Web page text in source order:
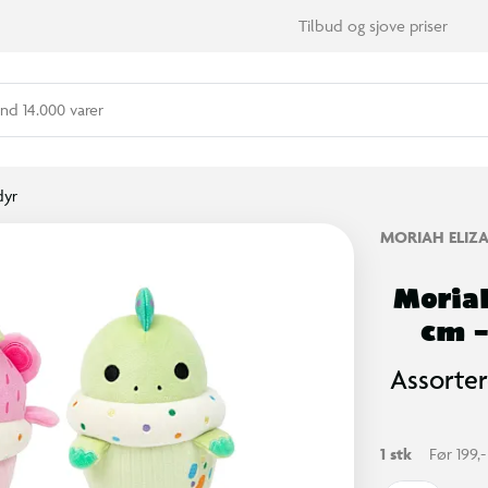
Tilbud og sjove priser
14.000 varer
MORIAH
cm
1 stk Før 199,-